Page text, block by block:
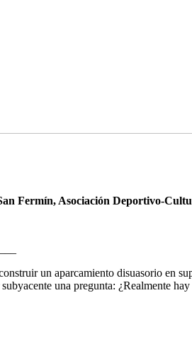
Fermín, Asociación Deportivo-
un aparcamiento disuasorio en
una pregunta: ¿Realmente